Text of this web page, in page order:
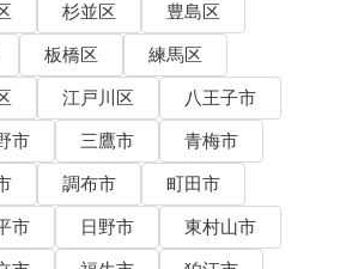
杉並区
豊島区
板橋区
練馬区
江戸川区
八王子市
市 三鷹市
青梅市
調布市
町田市
市 日野市
東村山市